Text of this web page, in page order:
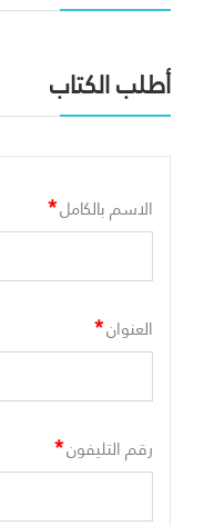
أطلب الكتاب
الاسم بالكامل*
العنوان*
رقم التليفون*